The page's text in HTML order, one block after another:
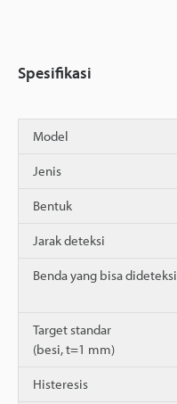
Spesifikasi
Model
Jenis
Bentuk
Jarak deteksi
Benda yang bisa dideteksi
Target standar
(besi, t=1 mm)
Histeresis